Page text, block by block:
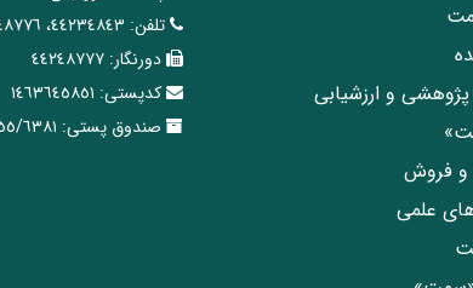
و ارزشیابی
و فروش
علمی
تلفن: ٤٤٢٣٤٨٤٣، ٤٤٢٤٨٧٧٦، ٤٤٢٤٧٦٣١
دورنگار: ٤٤٢٤٨٧٧٧
کدپستی: ١٤٦٣٦٤٥٨٥١
صندوق پستی: ١٤١٥٥/